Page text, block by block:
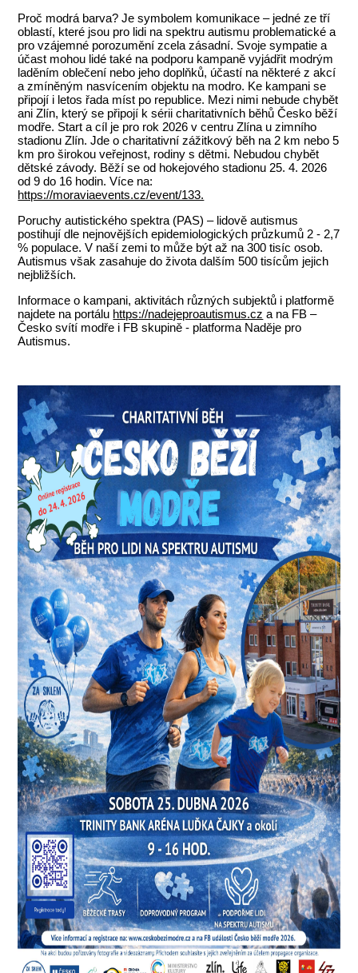
Proč modrá barva? Je symbolem komunikace – jedné ze tří
oblastí, které jsou pro lidi na spektru autismu problematické a
pro vzájemné porozumění zcela zásadní. Svoje sympatie a
účast mohou lidé také na podporu kampaně vyjádřit modrým
laděním oblečení nebo jeho doplňků, účastí na některé z akcí
a zmíněným nasvícením objektu na modro. Ke kampani se
připojí i letos řada míst po republice. Mezi nimi nebude chybět
ani Zlín, který se připojí k sérii charitativních běhů Česko běží
modře. Start a cíl je pro rok 2026 v centru Zlína u zimního
stadionu Zlín. Jde o charitativní zážitkový běh na 2 km nebo 5
km pro širokou veřejnost, rodiny s dětmi. Nebudou chybět
dětské závody. Běží se od hokejového stadionu 25. 4. 2026
od 9 do 16 hodin. Více na:
https://moraviaevents.cz/event/133.
Poruchy autistického spektra (PAS) – lidově autismus
postihují dle nejnovějších epidemiologických průzkumů 2 - 2,7
% populace. V naší zemi to může být až na 300 tisíc osob.
Autismus však zasahuje do života dalším 500 tisícům jejich
nejbližších.
Informace o kampani, aktivitách různých subjektů i platformě
najdete na portálu https://nadejeproautismus.cz a na FB –
Česko svítí modře i FB skupině - platforma Naděje pro
Autismus.